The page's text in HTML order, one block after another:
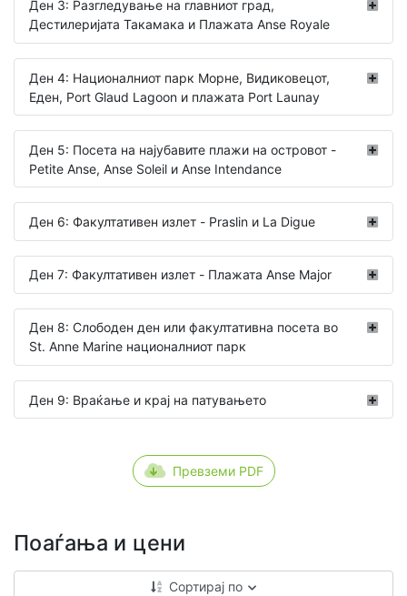
Ден 3: Разгледување на главниот град,
Дестилеријата Такамака и Плажата Anse Royale
Ден 4: Националниот парк Морне, Видиковецот,
Еден, Port Glaud Lagoon и плажата Port Launay
Ден 5: Посета на најубавите плажи на островот -
Petite Anse, Anse Soleil и Anse Intendance
Ден 6: Факултативен излет - Praslin и La Digue
Ден 7: Факултативен излет - Плажата Anse Major
Ден 8: Слободен ден или факултативна посета во
St. Anne Marine националниот парк
Ден 9: Враќање и крај на патувањето
Превземи PDF
Поаѓања и цени
Сортирај по